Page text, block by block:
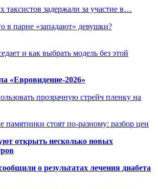
таксистов задержали за участие в…
в парне «западают» девушки?
и как выбрать модель без этой
«Евровидение-2026»
прозрачную стрейч пленку на
памятники стоят по-разному: разбор цен
открыть несколько новых
о результатах лечения диабета